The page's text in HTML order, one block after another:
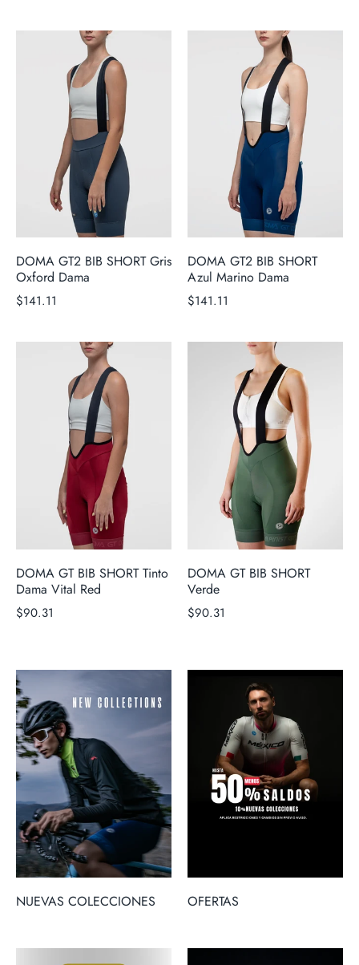
DOMA GT2 BIB SHORT Gris
Oxford Dama
$141.11
DOMA GT2 BIB SHORT
Azul Marino Dama
$141.11
DOMA GT BIB SHORT Tinto
Dama Vital Red
$90.31
DOMA GT BIB SHORT
Verde
$90.31
NUEVAS COLECCIONES OFERTAS